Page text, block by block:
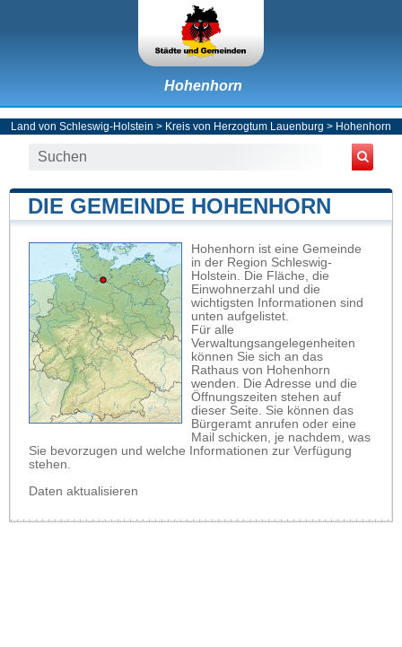
Hohenhorn
Land von Schleswig-Holstein > Kreis von Herzogtum Lauenburg > Hohenhorn
DIE GEMEINDE HOHENHORN
Hohenhorn ist eine Gemeinde
in der Region Schleswig-
Holstein. Die Fläche, die
Einwohnerzahl und die
wichtigsten Informationen sind
unten aufgelistet.
Für alle
Verwaltungsangelegenheiten
können Sie sich an das
Rathaus von Hohenhorn
wenden. Die Adresse und die
Öffnungszeiten stehen auf
dieser Seite. Sie können das
Bürgeramt anrufen oder eine
Mail schicken, je nachdem, was
Sie bevorzugen und welche Informationen zur Verfügung
stehen.
Daten aktualisieren